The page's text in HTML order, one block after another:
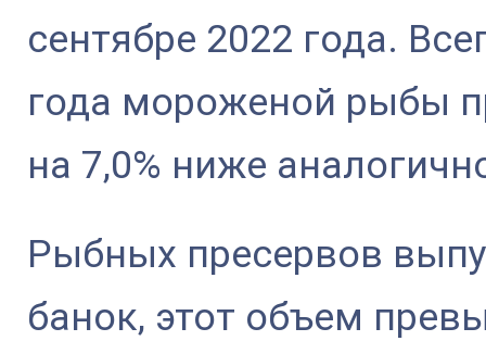
сентябре 2022 года.
года мороженой рыбы
на 7,0% ниже
Рыбных пресервов
банок, этот объем